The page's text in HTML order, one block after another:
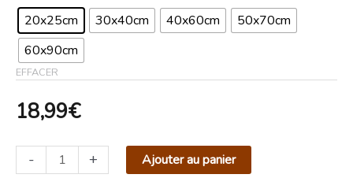
20x25cm
30x40cm 40x60cm
50x70cm
60x90cm
EFFACER
18,99€
- + Ajouter au panier